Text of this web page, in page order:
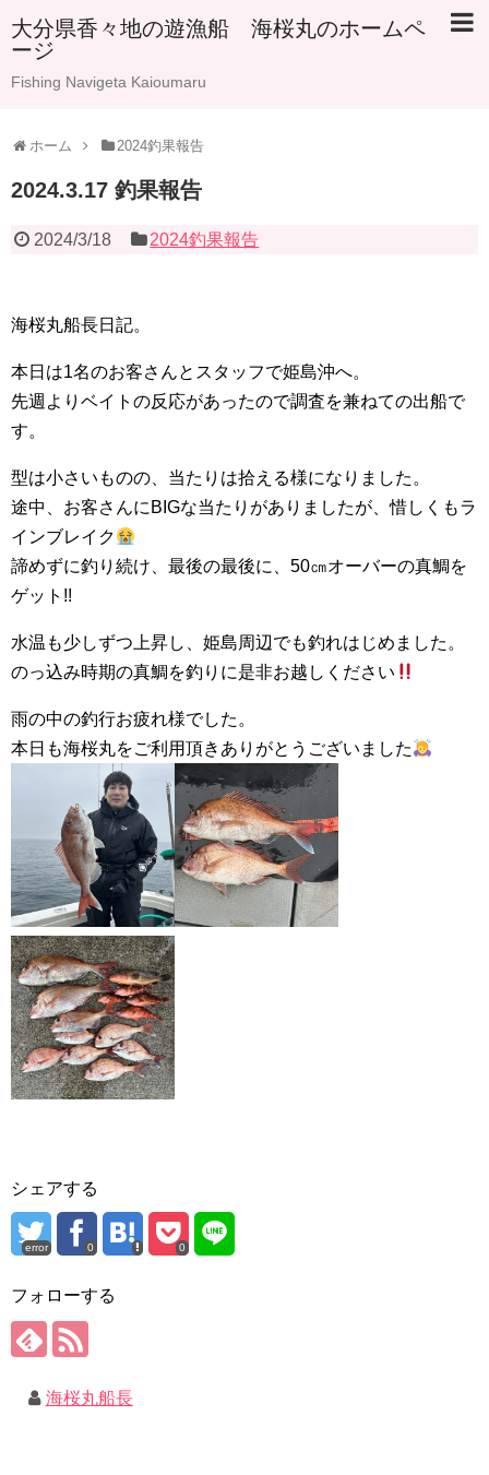
大分県香々地の遊漁船 海桜丸のホームペ
ージ
Fishing Navigeta Kaioumaru
ホーム 2024釣果報告
2024.3.17 釣果報告
2024/3/18 2024釣果報告
海桜丸船長日記。
本日は1名のお客さんとスタッフで姫島沖へ。
先週よりベイトの反応があったので調査を兼ねての出船で
す。
型は小さいものの、当たりは拾える様になりました。
途中、お客さんにBIGな当たりがありましたが、惜しくもラ
インブレイク
諦めずに釣り続け、最後の最後に、50㎝オーバーの真鯛を
ゲット!!
水温も少しずつ上昇し、姫島周辺でも釣れはじめました。
のっ込み時期の真鯛を釣りに是非お越しください
雨の中の釣行お疲れ様でした。
本日も海桜丸をご利用頂きありがとうございました
シェアする
error 0 0
フォローする
海桜丸船長